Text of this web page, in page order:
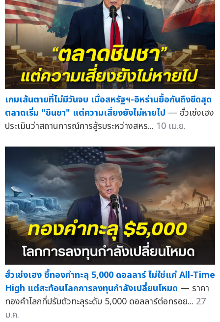
เกมเส้นตายที่ไม่มีวันจบ เมื่อสหรัฐฯ-อิหร่านยื้อกันถึงขีดสุด
ตลาดเริ่ม "ชินชา" แต่ความเสี่ยงยังไม่หายไป — ฮั่วเซ่งเฮง
ประเมินว่าสถานการณ์การสู้รบระหว่างสหร... 10 เม.ย.
ฮั่วเซ่งเฮง ชึ้ทองคำทะลุ 5,000 ดอลลาร์ ไม่ใช่แค่ All-Time
High แต่สะท้อนโลกการลงทุนกำลังเปลี่ยนโหมด — ราคา
ทองคำโลกที่ปรับตัวทะลุระดับ 5,000 ดอลลาร์ต่อทรอย... 27
ม.ค.